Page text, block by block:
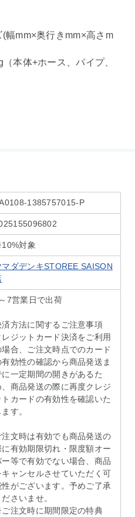
幅mm×奥行きmm×高さm
本体+ホース、パイプ、
1385757015-P
対象
マダデンキSTOREE SAISON
7営業日で出荷
済方法に関するご注意事項
レジットカード決済をご利用
場合、ご注文時点でのカード
有効性の確認から商品発送ま
に一定期間の開きがあるた
、商品発送の際に再度クレジ
トカードの有効性を確認いた
ます。
注文時は有効でも商品発送の
に有効期限切れ・限度額オー
ー等で有効でない場合、商品
キャンセルさせていただく可
性がございます。予めご了承
ださいませ。
注文時に期間限定の特典